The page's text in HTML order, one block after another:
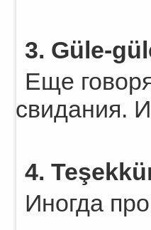
3. Güle-
Еще
свидания.
4.
Иногда